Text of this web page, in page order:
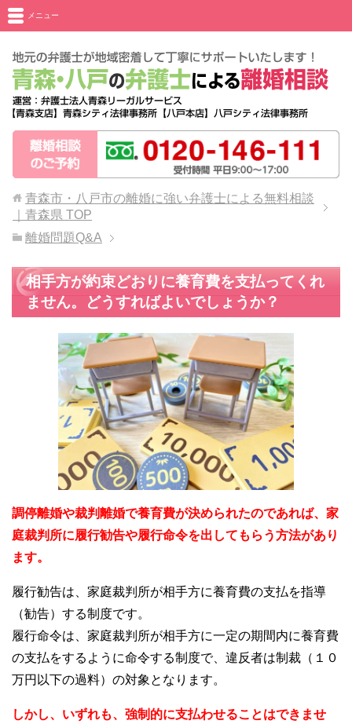
メニュー
青森市・八戸市の離婚に強い弁護士による無料相談
｜青森県 TOP
離婚問題Q&A
相手方が約束どおりに養育費を支払ってくれ
ません。どうすればよいでしょうか？
調停離婚や裁判離婚で養育費が決められたのであれば、家
庭裁判所に履行勧告や履行命令を出してもらう方法があり
ます。
履行勧告は、家庭裁判所が相手方に養育費の支払を指導
（勧告）する制度です。
履行命令は、家庭裁判所が相手方に一定の期間内に養育費
の支払をするように命令する制度で、違反者は制裁（１０
万円以下の過料）の対象となります。
しかし、いずれも、強制的に支払わせることはできませ